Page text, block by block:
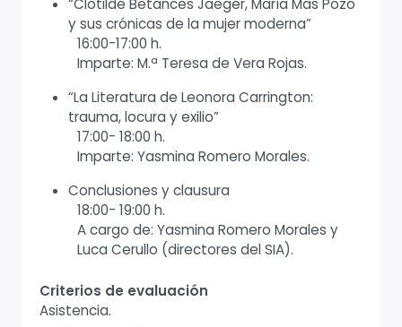
“Clotilde Betances Jaeger, María Mas Pozo
y sus crónicas de la mujer moderna”
16:00-17:00 h.
Imparte: M.ª Teresa de Vera Rojas.
“La Literatura de Leonora Carrington:
trauma, locura y exilio”
17:00- 18:00 h.
Imparte: Yasmina Romero Morales.
Conclusiones y clausura
18:00- 19:00 h.
A cargo de: Yasmina Romero Morales y
Luca Cerullo (directores del SIA).
Criterios de evaluación
Asistencia.